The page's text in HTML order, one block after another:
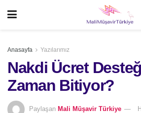
Anasayfa Yazılarımız
Nakdi Ücret
Zaman Bitiyor?
Paylaşan Mali Müşavir Türkiye